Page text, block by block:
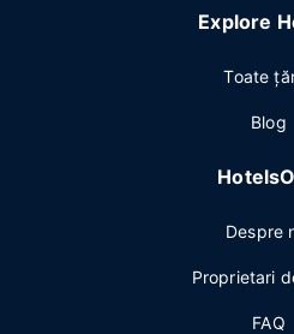
Explore
Toate
Blog
Despre
Proprietari
FAQ